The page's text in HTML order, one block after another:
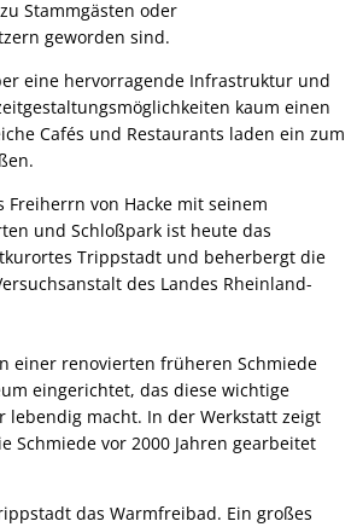
Stammgästen oder
geworden sind.
eine hervorragende Infrastruktur und
kaum einen
Cafés und Restaurants laden ein zum
Freiherrn von Hacke mit seinem
und Schloßpark ist heute das
Trippstadt und beherbergt die
des Landes Rheinland-
einer renovierten früheren Schmiede
eingerichtet, das diese wichtige
lebendig macht. In der Werkstatt zeigt
Schmiede vor 2000 Jahren gearbeitet
das Warmfreibad. Ein großes